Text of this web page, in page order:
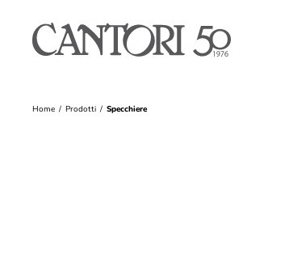
Home Prodotti Specchiere